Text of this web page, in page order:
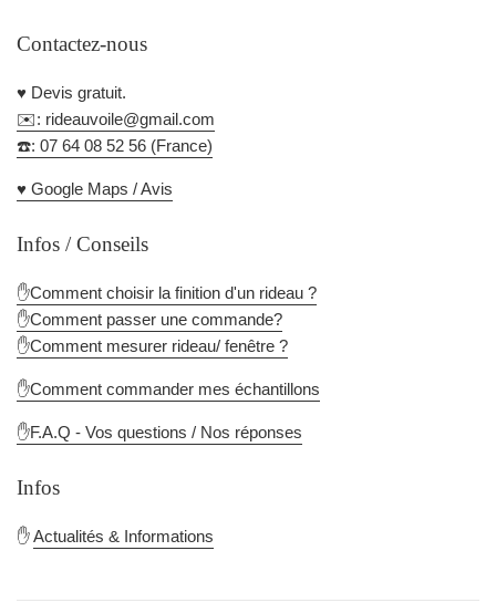
Contactez-nous
♥️ Devis gratuit.
✉️: rideauvoile@gmail.com
☎️: 07 64 08 52 56 (France)
♥️ Google Maps / Avis
Infos / Conseils
✋Comment choisir la finition d'un rideau ?
✋Comment passer une commande?
✋Comment mesurer rideau/ fenêtre ?
✋Comment commander mes échantillons
✋F.A.Q - Vos questions / Nos réponses
Infos
✋Actualités & Informations